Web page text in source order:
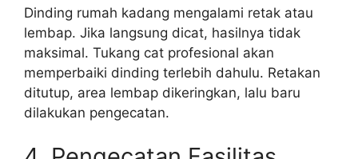
Dinding rumah kadang mengalami retak atau
lembap. Jika langsung dicat, hasilnya tidak
maksimal. Tukang cat profesional akan
memperbaiki dinding terlebih dahulu. Retakan
ditutup, area lembap dikeringkan, lalu baru
dilakukan pengecatan.